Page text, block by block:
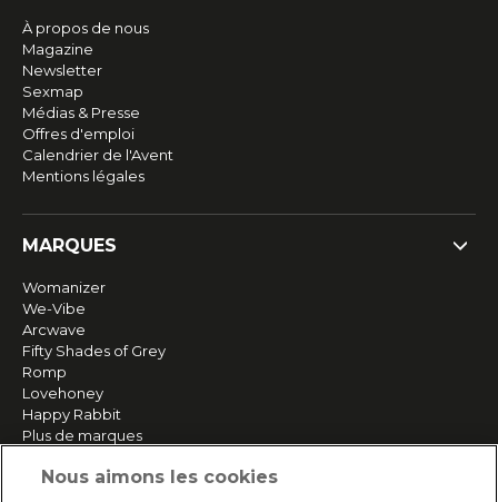
À propos de nous
Magazine
Newsletter
Sexmap
Médias & Presse
Offres d'emploi
Calendrier de l'Avent
Mentions légales
MARQUES
Womanizer
We-Vibe
Arcwave
Fifty Shades of Grey
Romp
Lovehoney
Happy Rabbit
Plus de marques
Nous aimons les cookies